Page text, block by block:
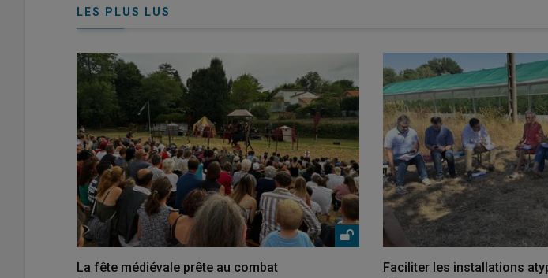
LES PLUS LUS
La fête médiévale prête au combat Faciliter les installations